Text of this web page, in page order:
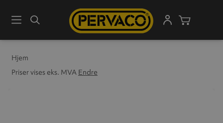
MenySøk
Hjem
Priser vises eks. MVA Endre